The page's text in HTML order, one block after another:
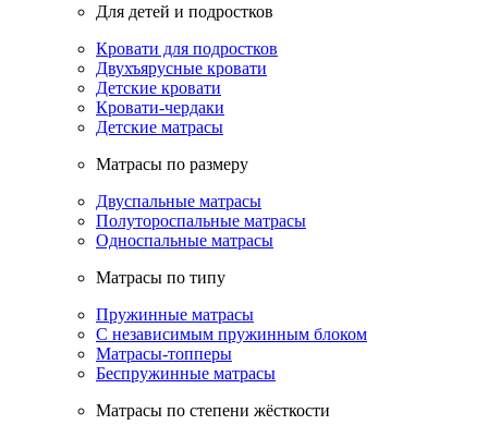
Для детей и подростков
Кровати для подростков
Двухъярусные кровати
Детские кровати
Кровати-чердаки
Детские матрасы
Матрасы по размеру
Двуспальные матрасы
Полутороспальные матрасы
Односпальные матрасы
Матрасы по типу
Пружинные матрасы
С независимым пружинным блоком
Матрасы-топперы
Беспружинные матрасы
Матрасы по степени жёсткости